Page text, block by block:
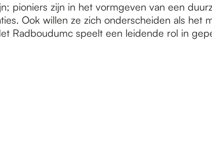
pioniers zijn in het vormgeven van een
Ook willen ze zich onderscheiden als het
Radboudumc speelt een leidende rol in